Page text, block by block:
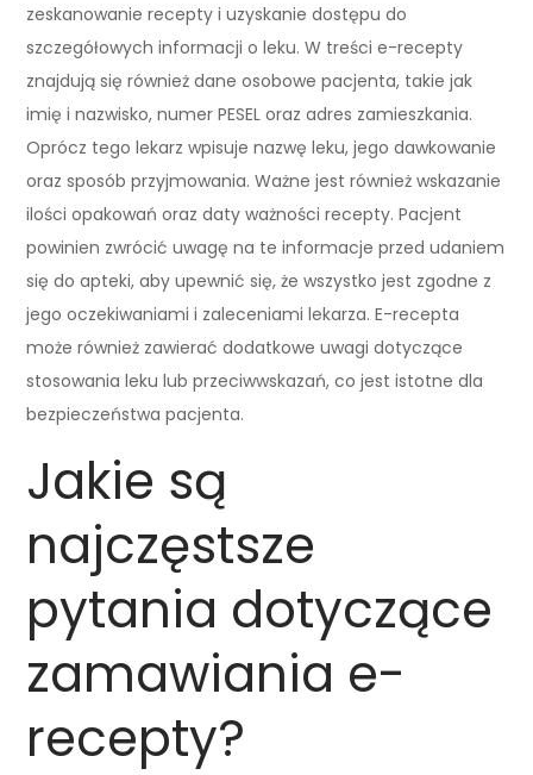
zeskanowanie recepty i uzyskanie dostępu do
szczegółowych informacji o leku. W treści e-recepty
znajdują się również dane osobowe pacjenta, takie jak
imię i nazwisko, numer PESEL oraz adres zamieszkania.
Oprócz tego lekarz wpisuje nazwę leku, jego dawkowanie
oraz sposób przyjmowania. Ważne jest również wskazanie
ilości opakowań oraz daty ważności recepty. Pacjent
powinien zwrócić uwagę na te informacje przed udaniem
się do apteki, aby upewnić się, że wszystko jest zgodne z
jego oczekiwaniami i zaleceniami lekarza. E-recepta
może również zawierać dodatkowe uwagi dotyczące
stosowania leku lub przeciwwskazań, co jest istotne dla
bezpieczeństwa pacjenta.
Jakie są
najczęstsze
pytania dotyczące
zamawiania e-
recepty?